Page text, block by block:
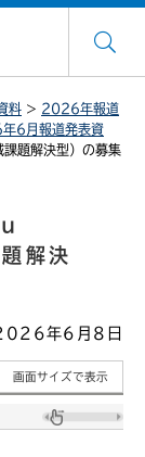
料 > 2026年報道
6月報道発表資
題解決型）の募集
解決
年6月8日
画面サイズで表示